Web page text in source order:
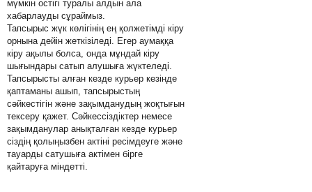
мүмкін остігі туралы алдын ала
хабарлауды сұраймыз.
Тапсырыс жүк көлігінің ең қолжетімді кіру
орнына дейін жеткізіледі. Егер аумаққа
кіру ақылы болса, онда мұндай кіру
шығындары сатып алушыға жүктеледі.
Тапсырысты алған кезде курьер кезінде
қаптаманы ашып, тапсырыстың
сәйкестігін және зақымданудың жоқтығын
тексеру қажет. Сәйкессіздіктер немесе
зақымданулар анықталған кезде курьер
сіздің қолыңызбен актіні ресімдеуге және
тауарды сатушыға актімен бірге
қайтаруға міндетті.